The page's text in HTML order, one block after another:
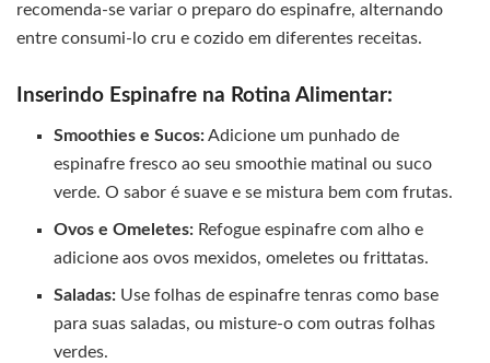
recomenda-se variar o preparo do espinafre, alternando
entre consumi-lo cru e cozido em diferentes receitas.
Inserindo Espinafre na Rotina Alimentar:
Smoothies e Sucos:Adicione um punhado de
espinafre fresco ao seu smoothie matinal ou suco
verde. O sabor é suave e se mistura bem com frutas.
Ovos e Omeletes: Refogue espinafre com alho e
adicione aos ovos mexidos, omeletes ou frittatas.
Saladas: Use folhas de espinafre tenras como base
para suas saladas, ou misture-o com outras folhas
verdes.